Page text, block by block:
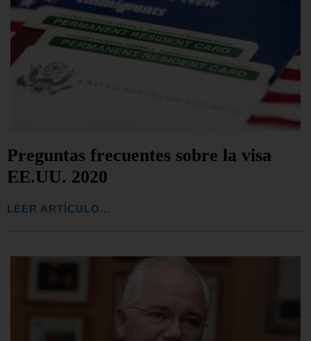
Preguntas frecuentes sobre la visa
EE.UU. 2020
LEER ARTÍCULO...